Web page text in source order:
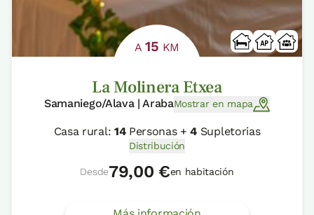
A15 KM
La Molinera Etxea
Samaniego/Alava | ArabaMostrar en mapa
Casa rural: 14Personas +4 Supletorias
Distribución
Desde79,00 €en habitación